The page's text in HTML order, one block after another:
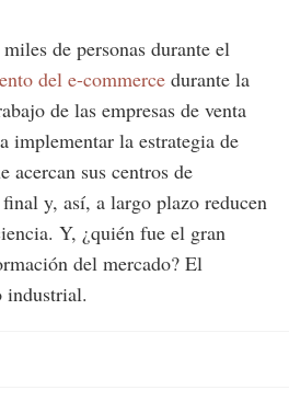
de personas durante el
del e-commerce durante la
de las empresas de venta
implementar la estrategia de
sus centros de
y, así, a largo plazo reducen
Y, ¿quién fue el gran
del mercado? El